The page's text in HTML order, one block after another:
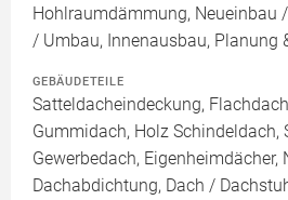
Hohlraumdämmung, Neueinbau
/ Umbau, Innenausbau, Planung
GEBÄUDETEILE
Satteldacheindeckung,
Gummidach, Holz Schindeldach,
Gewerbedach,
Dachabdichtung, Dach /